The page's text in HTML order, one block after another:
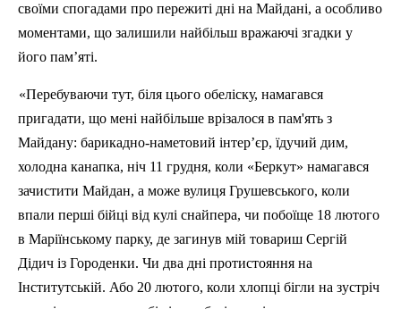
своїми спогадами про пережиті дні на Майдані, а особливо
моментами, що залишили найбільш вражаючі згадки у
його пам’яті.
«Перебуваючи тут, біля цього обеліску, намагався
пригадати, що мені найбільше врізалося в пам'ять з
Майдану: барикадно-наметовий інтер’єр, їдучий дим,
холодна канапка, ніч 11 грудня, коли «Беркут» намагався
зачистити Майдан, а може вулиця Грушевського, коли
впали перші бійці від кулі снайпера, чи побоїще 18 лютого
в Маріїнському парку, де загинув мій товариш Сергій
Дідич із Городенки. Чи два дні протистояння на
Інститутській. Або 20 лютого, коли хлопці бігли на зустріч